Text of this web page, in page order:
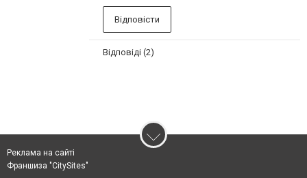
Відповісти
Відповіді (2)
Реклама на сайті
Франшиза "CitySites"